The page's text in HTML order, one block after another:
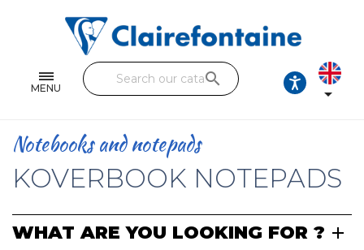
MENU
Single and double sheets
Fine arts
Handicraft
Pencil cases & Leather goods
search

Notebooks and notepads
KOVERBOOK NOTEPADS
WHAT ARE YOU LOOKING FOR ?